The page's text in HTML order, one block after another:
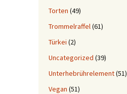
Torten (49)
Trommelraffel(61)
Türkei (2)
Uncategorized (39)
Unterhebrührelement(51)
Vegan (51)